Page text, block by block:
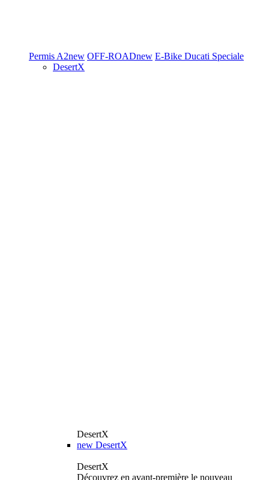
Permis A2new OFF-ROADnew E-Bike Ducati Speciale
DesertX
DesertX
new DesertX
DesertX
Découvrez en avant-première le nouveau